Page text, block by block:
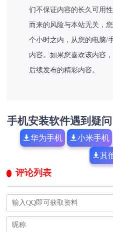
们不保证内容的长久可用
而来的风险与本站无关，
个小时之内，从您的电脑/
内容。如果您喜欢该内容
后续发布的精彩内容。
手机安装软件遇到疑
华为手机 小米手机
其
评论列表